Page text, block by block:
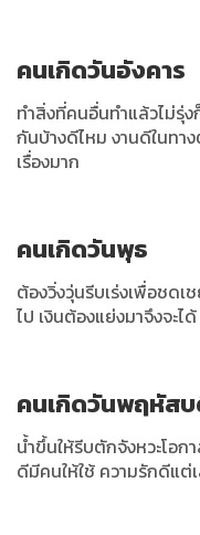
คนเกิดวันอังคาร
ทำสิ่งที่คนอื่นทำแล้วไม่รุ่
กันบ้างดีไหม งานดีในทา
เรื่องมาก
คนเกิดวันพุธ
ต้องวิ่งวุ่นรีบเร่งเพื่อชด
ไป เงินต้องแย่งมาจึงจะ
คนเกิดวันพฤหัส
น้ำขึ้นให้รีบตักจังหวะโอก
ดีมีคนให้ใช้ ความรักดีแต่